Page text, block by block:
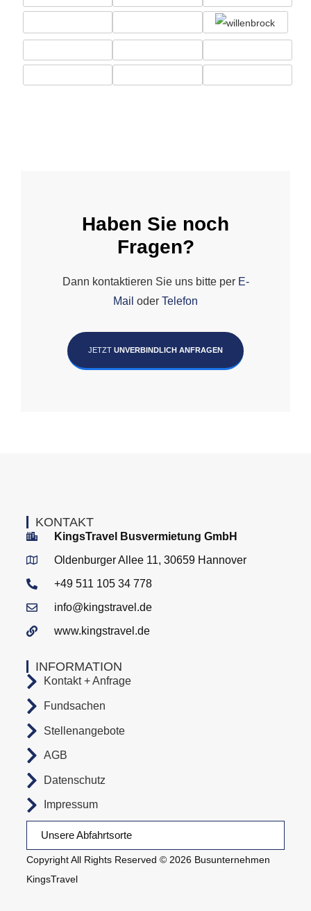
Haben Sie noch
Fragen?
Dann kontaktieren Sie uns bitte per E-
Mail oder Telefon
JETZT UNVERBINDLICH ANFRAGEN
Copyright All Rights Reserved © 2026 Busunternehmen
KingsTravel
Unsere Abfahrtsorte
INFORMATION
Kontakt + Anfrage
Fundsachen
Stellenangebote
AGB
Datenschutz
Impressum
KONTAKT
KingsTravel Busvermietung GmbH
Oldenburger Allee 11, 30659 Hannover
+49 511 105 34 778
info@kingstravel.de
www.kingstravel.de